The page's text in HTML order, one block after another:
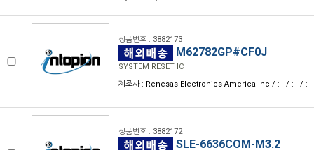
상품번호 : 3882173
M62782GP#CF0J
SYSTEM RESET IC
제조사 : Renesas Electronics America Inc / : - / : - / : -
상품번호 : 3882172
SLE-6636COM-M3.2